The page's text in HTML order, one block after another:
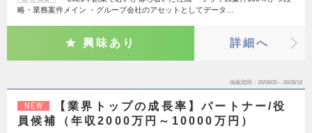
略・業務案件メイン ・グループ会社のアセットとしてデータ…
興味あり 詳細へ
掲載期間 26/08/05～26/08/18
NEW
【業界トップの成長率】パートナー/役
員候補（年収2000万円～10000万円）